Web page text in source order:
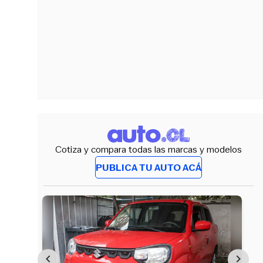
Cotiza y compara todas las marcas y modelos
PUBLICA TU AUTO ACÁ